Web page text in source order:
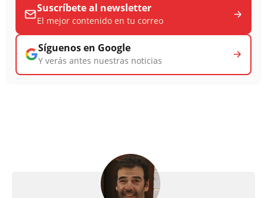
Suscríbete al newsletter
El mejor contenido en tu correo
Síguenos en Google
Y verás antes nuestras noticias